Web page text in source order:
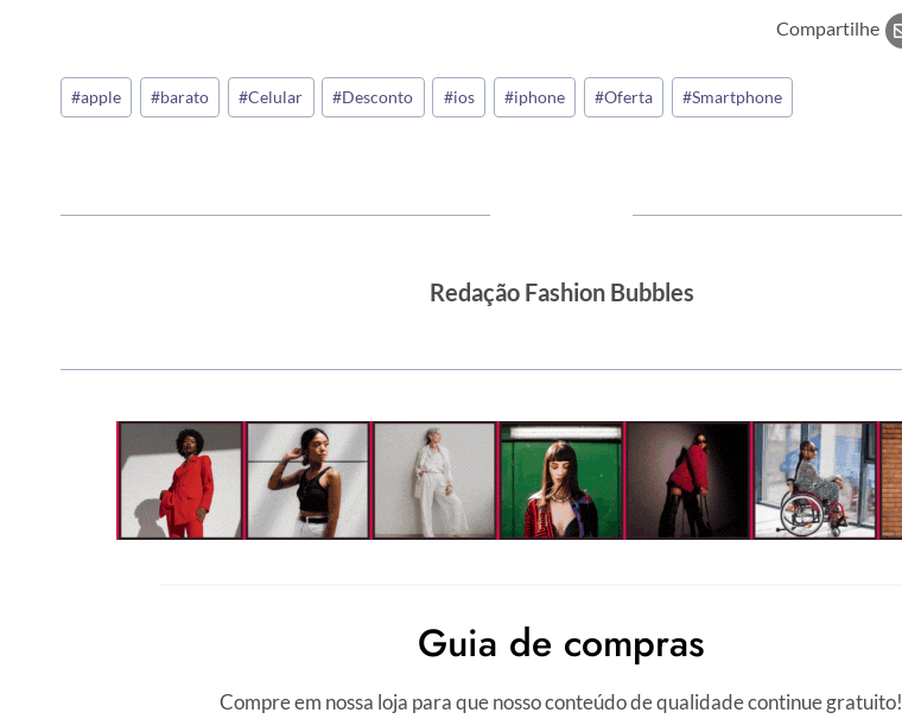
Compartilhe
Tags
do
#apple #barato #Celular #Desconto #ios #iphone #Oferta #Smartphone
Redação Fashion Bubbles
Guia de compras
Compre em nossa loja para que nosso conteúdo de qualidade continue gratuito!